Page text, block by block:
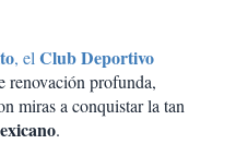
, elClub Deportivo
renovación profunda,
miras a conquistar la tan
.